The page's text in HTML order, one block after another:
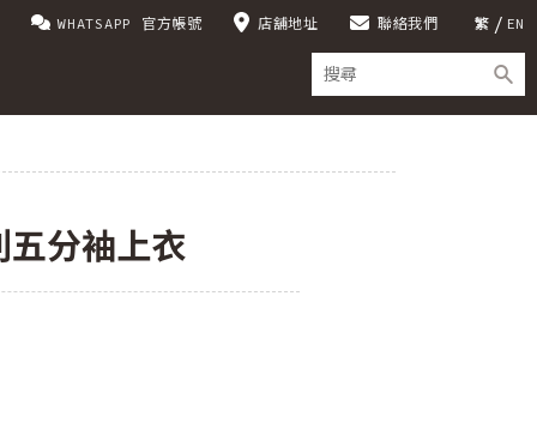
繁 EN
WHATSAPP 官方帳號 店舖地址 聯絡我們
五分袖上衣